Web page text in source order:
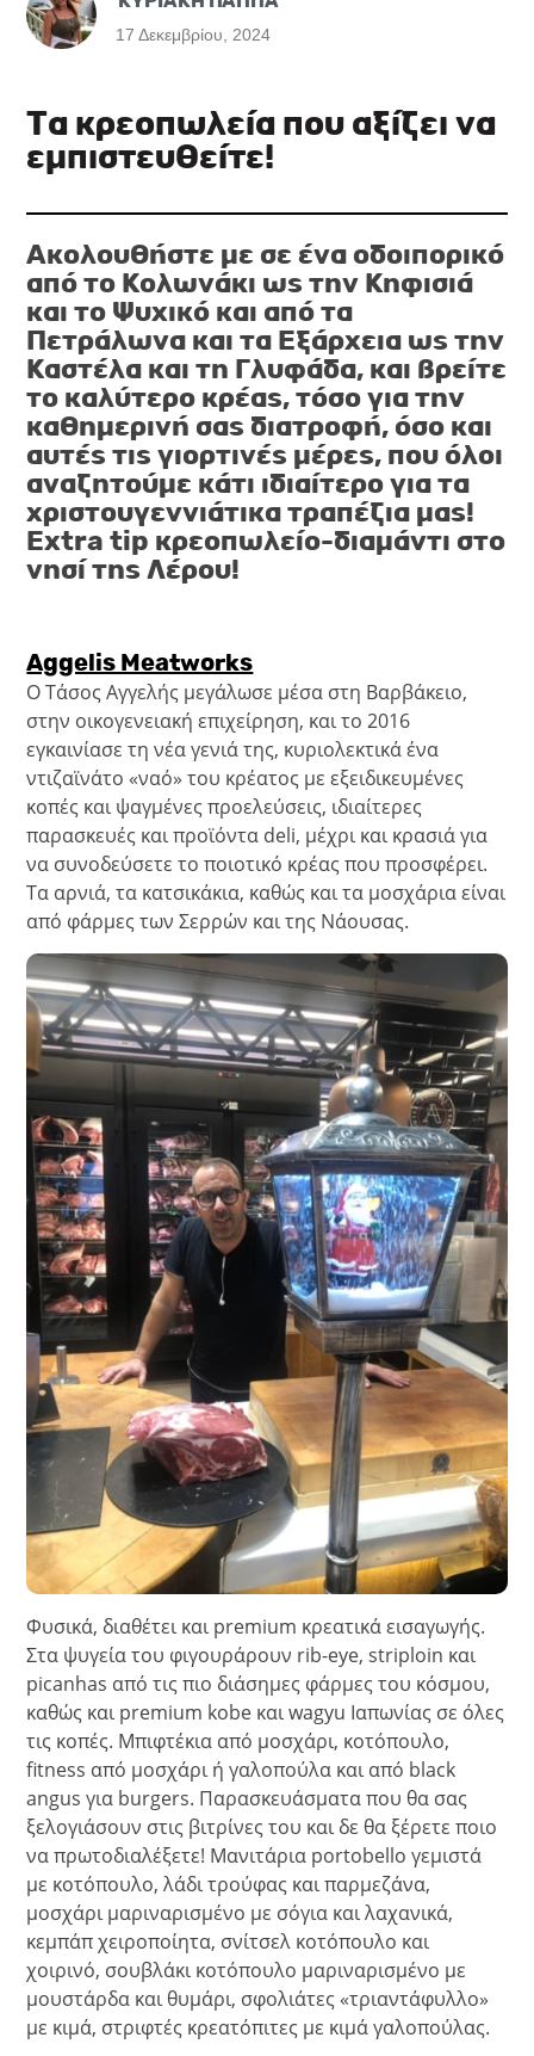
17 Δεκεμβρίου, 2024
Τα κρεοπωλεία που αξίζει να
εμπιστευθείτε!
Ακολουθήστε με σε ένα οδοιπορικό
από το Κολωνάκι ως την Κηφισιά
και το Ψυχικό και από τα
Πετράλωνα και τα Εξάρχεια ως την
Καστέλα και τη Γλυφάδα, και βρείτε
το καλύτερο κρέας, τόσο για την
καθημερινή σας διατροφή, όσο και
αυτές τις γιορτινές μέρες, που όλοι
αναζητούμε κάτι ιδιαίτερο για τα
χριστουγεννιάτικα τραπέζια μας!
Extra tip κρεοπωλείο-διαμάντι στο
νησί της Λέρου!
Aggelis Meatworks
Ο Τάσος Αγγελής μεγάλωσε μέσα στη Βαρβάκειο,
στην οικογενειακή επιχείρηση, και το 2016
εγκαινίασε τη νέα γενιά της, κυριολεκτικά ένα
ντιζαϊνάτο «ναό» του κρέατος με εξειδικευμένες
κοπές και ψαγμένες προελεύσεις, ιδιαίτερες
παρασκευές και προϊόντα deli, μέχρι και κρασιά για
να συνοδεύσετε το ποιοτικό κρέας που προσφέρει.
Τα αρνιά, τα κατσικάκια, καθώς και τα μοσχάρια είναι
από φάρμες των Σερρών και της Νάουσας.
Φυσικά, διαθέτει και premium κρεατικά εισαγωγής.
Στα ψυγεία του φιγουράρουν rib-eye, striploin και
picanhas από τις πιο διάσημες φάρμες του κόσμου,
καθώς και premium kobe και wagyu Ιαπωνίας σε όλες
τις κοπές. Μπιφτέκια από μοσχάρι, κοτόπουλο,
fitness από μοσχάρι ή γαλοπούλα και από black
angus για burgers. Παρασκευάσματα που θα σας
ξελογιάσουν στις βιτρίνες του και δε θα ξέρετε ποιο
να πρωτοδιαλέξετε! Μανιτάρια portobello γεμιστά
με κοτόπουλο, λάδι τρούφας και παρμεζάνα,
μοσχάρι μαριναρισμένο με σόγια και λαχανικά,
κεμπάπ χειροποίητα, σνίτσελ κοτόπουλο και
χοιρινό, σουβλάκι κοτόπουλο μαριναρισμένο με
μουστάρδα και θυμάρι, σφολιάτες «τριαντάφυλλο»
με κιμά, στριφτές κρεατόπιτες με κιμά γαλοπούλας.